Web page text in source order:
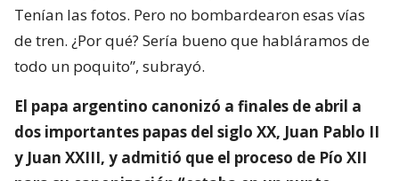
Tenían las fotos. Pero no bombardearon esas vías
de tren. ¿Por qué? Sería bueno que habláramos de
todo un poquito”, subrayó.
El papa argentino canonizó a finales de abril a
dos importantes papas del siglo XX, Juan Pablo II
y Juan XXIII, y admitió que el proceso de Pío XII